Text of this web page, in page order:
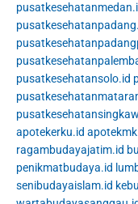
pusatkesehatansolo.id
apotekerku.id
ragambudayajatim.id
penikmatbudaya.id
senibudayaislam.id